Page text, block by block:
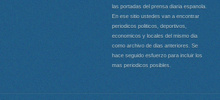
las portadas del prensa diaria espanola.
En ese sitio ustedes van a encontrar
periodicos politicos, deportivos,
economicos y locales del mismo dia
como archivo de dias anteriores. Se
hace seguido esfuerzo para incluir los
mas periodicos posibles.